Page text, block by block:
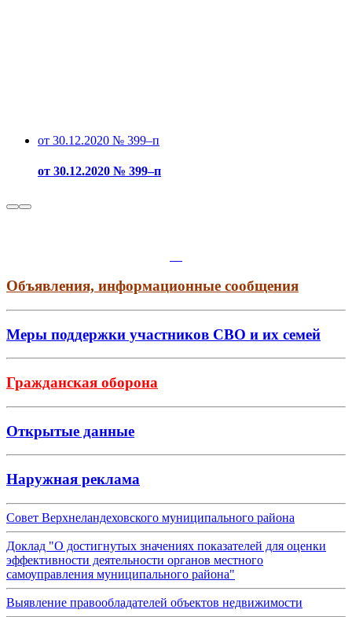
от 30.12.2020 № 399–п
от 30.12.2020 № 399–п
Объявления, информационные сообщения
Меры поддержки участников СВО и их семей
Гражданская оборона
Открытые данные
Наружная реклама
Совет Верхнеландеховского муниципального района
Доклад "О достигнутых значениях показателей для оценки
эффективности деятельности органов местного
самоуправления муниципального района"
Выявление правообладателей объектов недвижимости